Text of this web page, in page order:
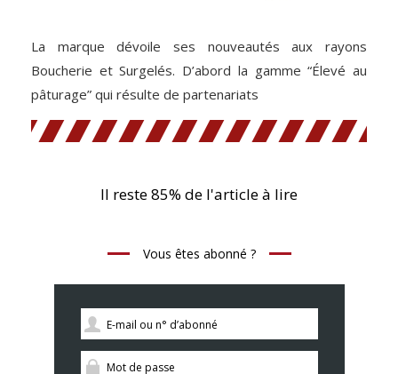
La marque dévoile ses nouveautés aux rayons
Boucherie et Surgelés. D’abord la gamme “Élevé au
pâturage” qui résulte de partenariats
Il reste 85% de l'article à lire
Vous êtes abonné ?